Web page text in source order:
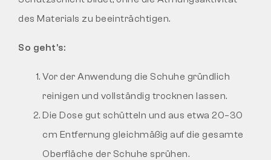
des Materials zu beeinträchtigen.
So geht’s:
Vor der Anwendung die Schuhe gründlich
reinigen und vollständig trocknen lassen.
Die Dose gut schütteln und aus etwa 20–30
cm Entfernung gleichmäßig auf die gesamte
Oberfläche der Schuhe sprühen.